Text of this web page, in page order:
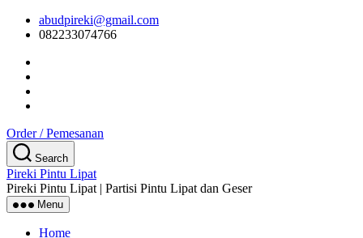
Skip
content
abudpireki@gmail.com
082233074766
Order / Pemesanan
Search
Pireki Pintu Lipat
Pireki Pintu Lipat | Partisi Pintu Lipat dan Geser
Menu
Home